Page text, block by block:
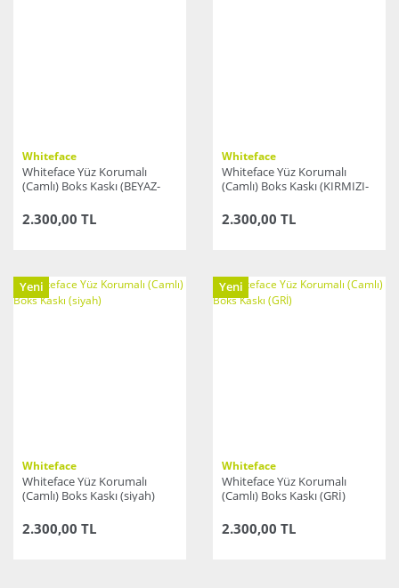
Whiteface
Whiteface Yüz Korumalı
(Camlı) Boks Kaskı (BEYAZ-
2.300,00 TL
Whiteface
Whiteface Yüz Korumalı
(Camlı) Boks Kaskı (KIRMIZI-
2.300,00 TL
Yeni
Whiteface
Whiteface Yüz Korumalı
(Camlı) Boks Kaskı (siyah)
2.300,00 TL
Yeni
Whiteface
Whiteface Yüz Korumalı
(Camlı) Boks Kaskı (GRİ)
2.300,00 TL